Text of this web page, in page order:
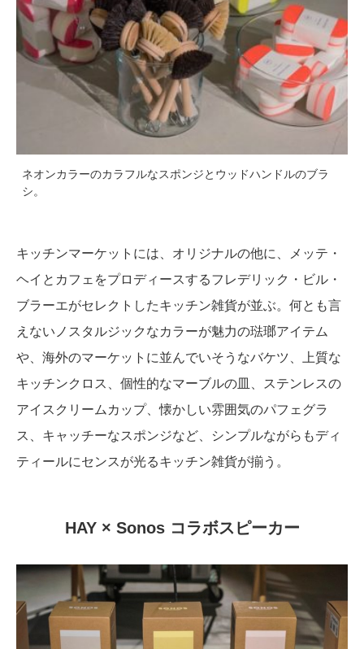
ネオンカラーのカラフルなスポンジとウッドハンドルのブラ
シ。
キッチンマーケットには、オリジナルの他に、メッテ・
ヘイとカフェをプロディースするフレデリック・ビル・
ブラーエがセレクトしたキッチン雑貨が並ぶ。何とも言
えないノスタルジックなカラーが魅力の琺瑯アイテム
や、海外のマーケットに並んでいそうなバケツ、上質な
キッチンクロス、個性的なマーブルの皿、ステンレスの
アイスクリームカップ、懐かしい雰囲気のパフェグラ
ス、キャッチーなスポンジなど、シンプルながらもディ
ティールにセンスが光るキッチン雑貨が揃う。
HAY × Sonos コラボスピーカー